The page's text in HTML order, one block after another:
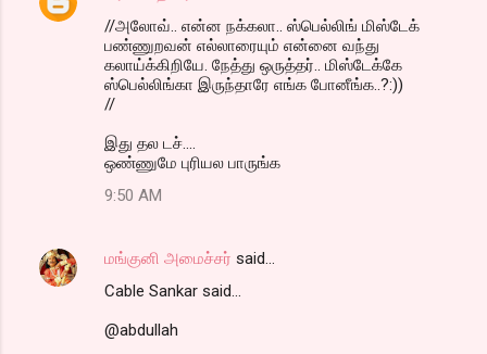
//அலோவ்.. என்ன நக்கலா.. ஸ்பெல்லிங் மிஸ்டேக்
பண்ணுறவன் எல்லாரையும் என்னை வந்து
கலாய்க்கிறியே. நேத்து ஒருத்தர்.. மிஸ்டேக்கே
ஸ்பெல்லிங்கா இருந்தாரே எங்க போனீங்க..?:))
//
இது தல டச்....
ஒண்ணுமே புரியல பாருங்க‌
9:50 AM
மங்குனி அமைச்சர் said…
Cable Sankar said...
@abdullah